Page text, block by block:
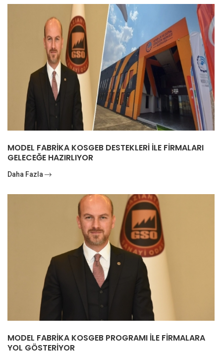
MODEL FABRİKA KOSGEB DESTEKLERİ İLE FİRMALARI
GELECEĞE HAZIRLIYOR
Daha Fazla
MODEL FABRİKA KOSGEB PROGRAMI İLE FİRMALARA
YOL GÖSTERİYOR